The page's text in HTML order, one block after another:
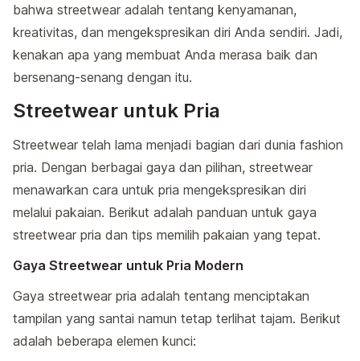
bahwa streetwear adalah tentang kenyamanan,
kreativitas, dan mengekspresikan diri Anda sendiri. Jadi,
kenakan apa yang membuat Anda merasa baik dan
bersenang-senang dengan itu.
Streetwear untuk Pria
Streetwear telah lama menjadi bagian dari dunia fashion
pria. Dengan berbagai gaya dan pilihan, streetwear
menawarkan cara untuk pria mengekspresikan diri
melalui pakaian. Berikut adalah panduan untuk gaya
streetwear pria dan tips memilih pakaian yang tepat.
Gaya Streetwear untuk Pria Modern
Gaya streetwear pria adalah tentang menciptakan
tampilan yang santai namun tetap terlihat tajam. Berikut
adalah beberapa elemen kunci: